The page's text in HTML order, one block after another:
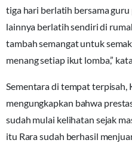
tiga hari berlatih bersama
lainnya berlatih sendiri di
tambah semangat untuk
menang setiap ikut lomba,”
Sementara di tempat terpisah,
mengungkapkan bahwa
sudah mulai kelihatan sejak
itu Rara sudah berhasil